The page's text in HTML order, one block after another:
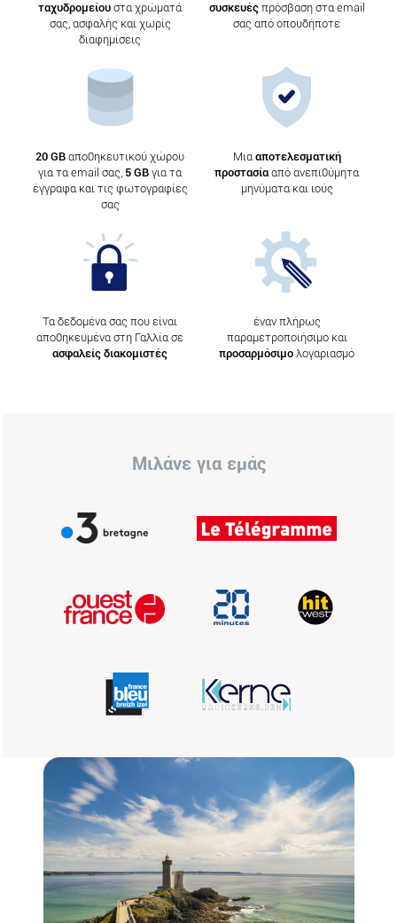
ταχυδρομείου στα χρώματά
σας, ασφαλής και χωρίς
διαφημίσεις
συσκευέςπρόσβαση στα email
σας από οπουδήποτε
20 GB αποθηκευτικού χώρου
για τα email σας, 5 GB για τα
έγγραφα και τις φωτογραφίες
σας
Μιααποτελεσματική
προστασίααπό ανεπιθύμητα
μηνύματα και ιούς
Τα δεδομένα σας που είναι
αποθηκευμένα στη Γαλλία σε
ασφαλείς διακομιστές
έναν πλήρως
παραμετροποιήσιμο και
προσαρμόσιμο λογαριασμό
Μιλάνε για εμάς